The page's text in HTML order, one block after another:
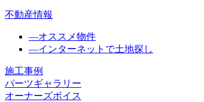
不動産情報
―オススメ物件
―インターネットで土地探し
施工事例
パーツギャラリー
オーナーズボイス